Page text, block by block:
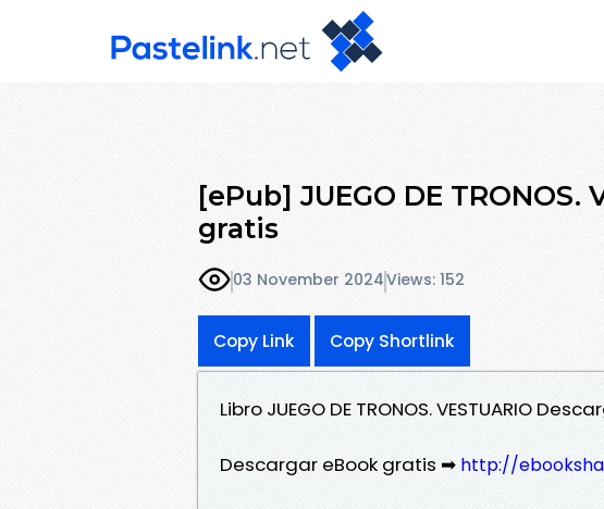
[ePub] JUEGO DE TRONOS.
gratis
03 November 2024Views: 152
Copy Link Copy Shortlink
Libro JUEGO DE TRONOS. VESTUARIO
Descargar eBook gratis ➡ http://